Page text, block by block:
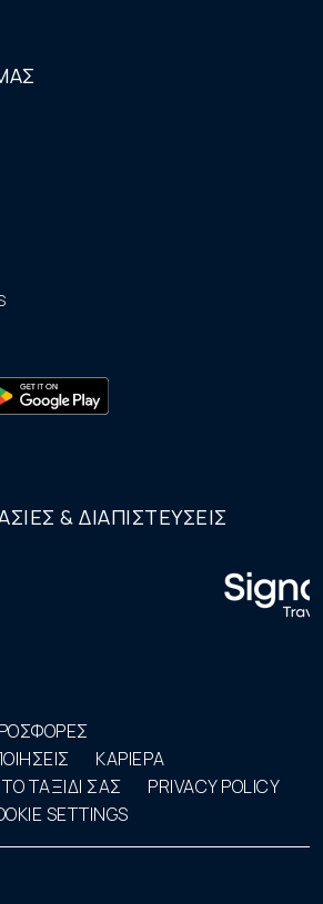
& ΔΙΑΠΙΣΤΕΥΣΕΙΣ
ΚΑΡΙΕΡΑ
ΤΑΞΙΔΙ ΣΑΣ
PRIVACY POLICY
SETTINGS